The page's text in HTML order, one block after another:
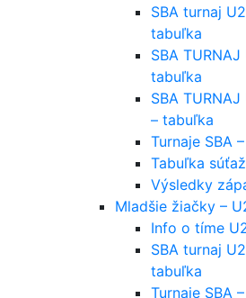
SBA turnaj
tabuľka
SBA
tabuľka
SBA
– tabuľka
Turnaje SBA
Tabuľka
Výsledky
Mladšie žiačky –
Info o tíme
SBA turnaj
tabuľka
Turnaje SBA